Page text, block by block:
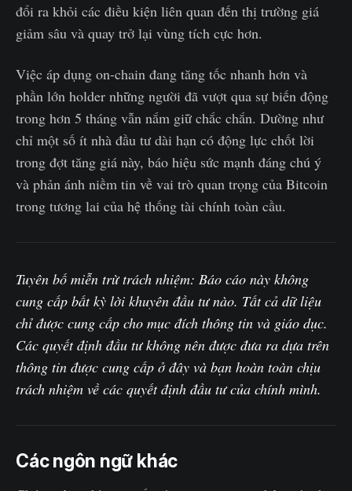
đổi ra khỏi các điều kiện liên quan đến thị trường giá
giảm sâu và quay trở lại vùng tích cực hơn.
Việc áp dụng on-chain đang tăng tốc nhanh hơn và
phần lớn holder những người đã vượt qua sự biến động
trong hơn 5 tháng vẫn nắm giữ chắc chắn. Dường như
chỉ một số ít nhà đầu tư dài hạn có động lực chốt lời
trong đợt tăng giá này, báo hiệu sức mạnh đáng chú ý
và phản ánh niềm tin về vai trò quan trọng của Bitcoin
trong tương lai của hệ thống tài chính toàn cầu.
Tuyên bố miễn trừ trách nhiệm: Báo cáo này không
cung cấp bất kỳ lời khuyên đầu tư nào. Tất cả dữ liệu
chỉ được cung cấp cho mục đích thông tin và giáo dục.
Các quyết định đầu tư không nên được đưa ra dựa trên
thông tin được cung cấp ở đây và bạn hoàn toàn chịu
trách nhiệm về các quyết định đầu tư của chính mình.
Các ngôn ngữ khác